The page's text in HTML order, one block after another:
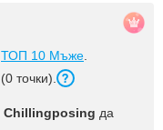
ТОП 10 Мъже
(0 точки).
Chillingposing да